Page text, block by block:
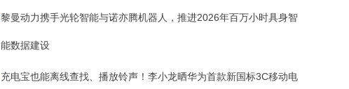
黎曼动力携手光轮智能与诺亦腾机器人，推进2026年百万小时具身智
能数据建设
充电宝也能离线查找、播放铃声！李小龙晒华为首款新国标3C移动电